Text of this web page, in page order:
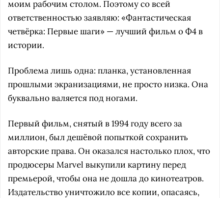
моим рабочим столом. Поэтому со всей
ответственностью заявляю: «Фантастическая
четвёрка: Первые шаги» — лучший фильм о Ф4 в
истории.
Проблема лишь одна: планка, установленная
прошлыми экранизациями, не просто низка. Она
буквально валяется под ногами.
Первый фильм, снятый в 1994 году всего за
миллион, был дешёвой попыткой сохранить
авторские права. Он оказался настолько плох, что
продюсеры Marvel выкупили картину перед
премьерой, чтобы она не дошла до кинотеатров.
Издательство уничтожило все копии, опасаясь,